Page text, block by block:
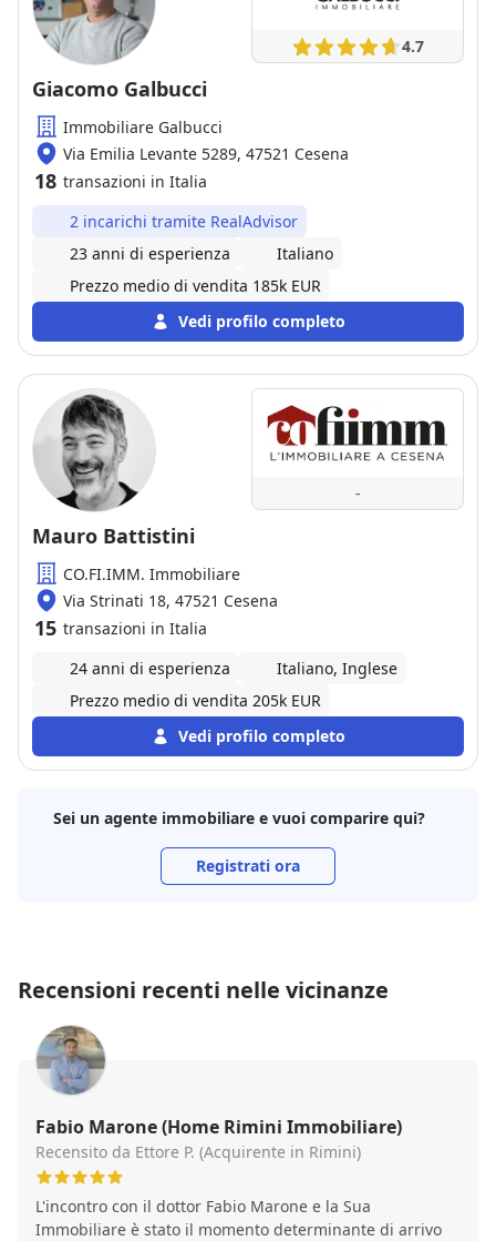
4.7
Giacomo Galbucci
Immobiliare Galbucci
Via Emilia Levante 5289, 47521 Cesena
18 transazioni in Italia
2 incarichi tramite RealAdvisor
23 anni di esperienza
Italiano
Prezzo medio di vendita 185k EUR
Vedi profilo completo
-
Mauro Battistini
CO.FI.IMM. Immobiliare
Via Strinati 18, 47521 Cesena
15 transazioni in Italia
24 anni di esperienza
Italiano, Inglese
Prezzo medio di vendita 205k EUR
Vedi profilo completo
Sei un agente immobiliare e vuoi comparire qui?
Registrati ora
Recensioni recenti nelle vicinanze
Fabio Marone (Home Rimini Immobiliare)
Recensito da Ettore P. (Acquirente in Rimini)
L'incontro con il dottor Fabio Marone e la Sua
Immobiliare è stato il momento determinante di arrivo